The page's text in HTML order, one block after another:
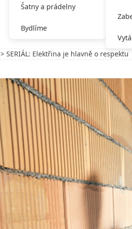
Šatny a prádelny
Bydlíme
> SERIÁL: Elektřina je hlavně o respektu